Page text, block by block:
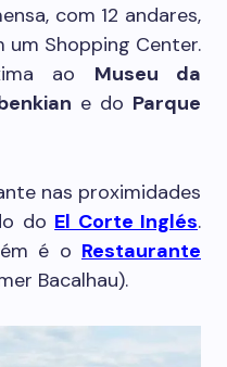
com 12 andares,
um Shopping Center.
ao Museu da
e do Parque
nas proximidades
do El Corte Inglés.
é o Restaurante
Bacalhau).